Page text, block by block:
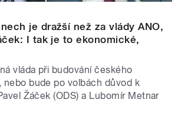
je dražší než za vlády ANO,
I tak je to ekonomické,
vláda při budování českého
nebo bude po volbách důvod k
Žáček (ODS) a Lubomír Metnar